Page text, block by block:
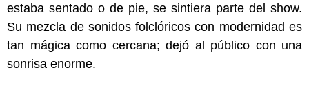
estaba sentado o de pie, se sintiera parte del show.
Su mezcla de sonidos folclóricos con modernidad es
tan mágica como cercana; dejó al público con una
sonrisa enorme.